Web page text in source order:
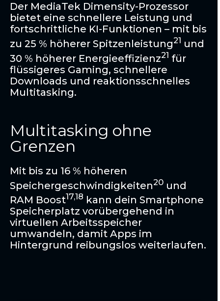
Der MediaTek Dimensity-Prozessor
bietet eine schnellere Leistung und
fortschrittliche KI-Funktionen – mit bis
zu 25 % höherer Spitzenleistung21 und
30 % höherer Energieeffizienz21 für
flüssigeres Gaming, schnellere
Downloads und reaktionsschnelles
Multitasking.
Multitasking ohne
Grenzen
Mit bis zu 16 % höheren
Speichergeschwindigkeiten20 und
RAM Boost17,18 kann dein Smartphone
Speicherplatz vorübergehend in
virtuellen Arbeitsspeicher
umwandeln, damit Apps im
Hintergrund reibungslos weiterlaufen.